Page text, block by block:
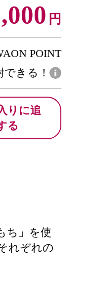
円
POINT
きる！
りに追
る
ち」を使
れぞれの